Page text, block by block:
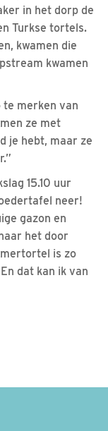
in het dorp de
Turkse tortels.
kwamen die
kwamen
te merken van
ze met
je hebt, maar ze
15.10 uur
neer!
gazon en
het door
is zo
dat kan ik van